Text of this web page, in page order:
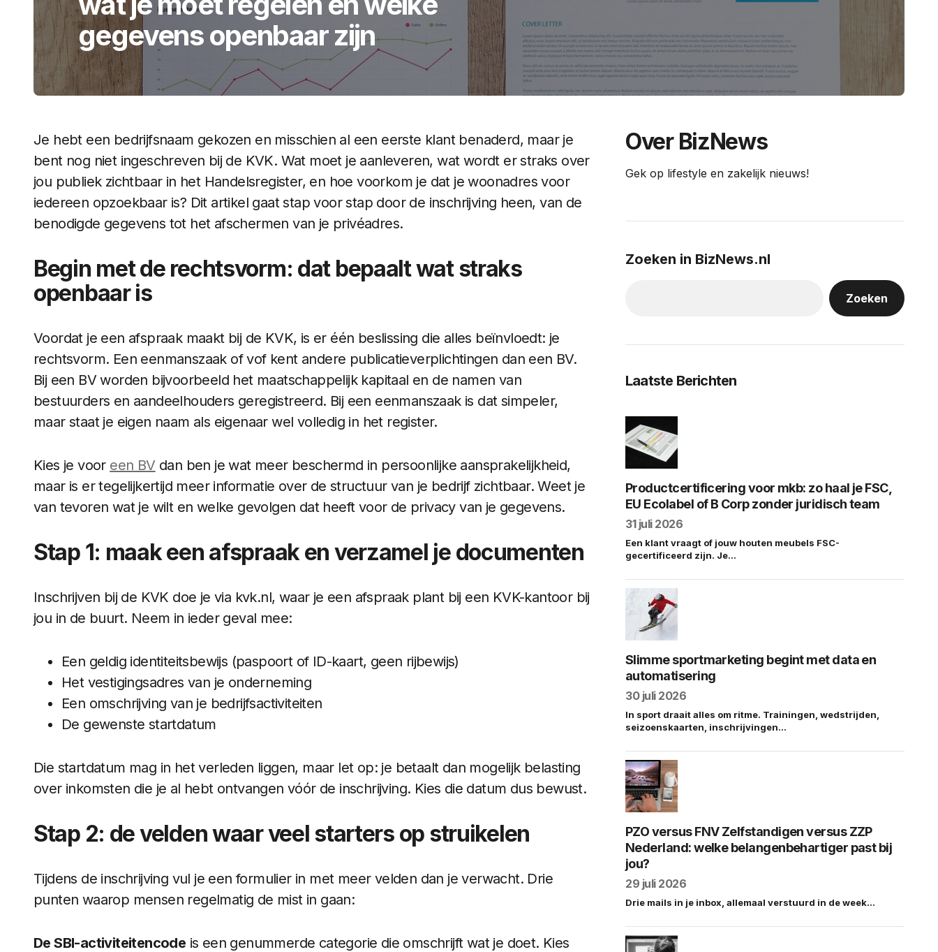
gegevens openbaar zijn
Je hebt een bedrijfsnaam gekozen en misschien al een eerste klant benaderd, maar je
bent nog niet ingeschreven bij de KVK. Wat moet je aanleveren, wat wordt er straks over
jou publiek zichtbaar in het Handelsregister, en hoe voorkom je dat je woonadres voor
iedereen opzoekbaar is? Dit artikel gaat stap voor stap door de inschrijving heen, van de
benodigde gegevens tot het afschermen van je privéadres.
Begin met de rechtsvorm: dat bepaalt wat straks
openbaar is
Voordat je een afspraak maakt bij de KVK, is er één beslissing die alles beïnvloedt: je
rechtsvorm. Een eenmanszaak of vof kent andere publicatieverplichtingen dan een BV.
Bij een BV worden bijvoorbeeld het maatschappelijk kapitaal en de namen van
bestuurders en aandeelhouders geregistreerd. Bij een eenmanszaak is dat simpeler,
maar staat je eigen naam als eigenaar wel volledig in het register.
Kies je voor een BV dan ben je wat meer beschermd in persoonlijke aansprakelijkheid,
maar is er tegelijkertijd meer informatie over de structuur van je bedrijf zichtbaar. Weet je
van tevoren wat je wilt en welke gevolgen dat heeft voor de privacy van je gegevens.
Stap 1: maak een afspraak en verzamel je documenten
Inschrijven bij de KVK doe je via kvk.nl, waar je een afspraak plant bij een KVK-kantoor bij
jou in de buurt. Neem in ieder geval mee:
Een geldig identiteitsbewijs (paspoort of ID-kaart, geen rijbewijs)
Het vestigingsadres van je onderneming
Een omschrijving van je bedrijfsactiviteiten
De gewenste startdatum
Die startdatum mag in het verleden liggen, maar let op: je betaalt dan mogelijk belasting
over inkomsten die je al hebt ontvangen vóór de inschrijving. Kies die datum dus bewust.
Stap 2: de velden waar veel starters op struikelen
Tijdens de inschrijving vul je een formulier in met meer velden dan je verwacht. Drie
punten waarop mensen regelmatig de mist in gaan:
De SBI-activiteitencode is een genummerde categorie die omschrijft wat je doet. Kies
Over BizNews
Gek op lifestyle en zakelijk nieuws!
Zoeken in BizNews.nl
Zoeken
Laatste Berichten
Productcertificering voor mkb: zo haal je FSC,
EU Ecolabel of B Corp zonder juridisch team
31 juli 2026
Een klant vraagt of jouw houten meubels FSC-
gecertificeerd zijn. Je…
Slimme sportmarketing begint met data en
automatisering
30 juli 2026
In sport draait alles om ritme. Trainingen, wedstrijden,
seizoenskaarten, inschrijvingen…
PZO versus FNV Zelfstandigen versus ZZP
Nederland: welke belangenbehartiger past bij
jou?
29 juli 2026
Drie mails in je inbox, allemaal verstuurd in de week…